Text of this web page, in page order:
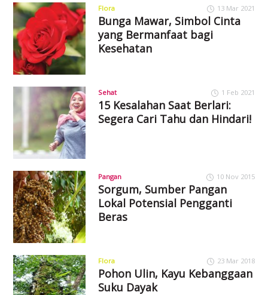
Flora 13 Mar 2021
Bunga Mawar, Simbol Cinta
yang Bermanfaat bagi
Kesehatan
Sehat 1 Feb 2021
15 Kesalahan Saat Berlari:
Segera Cari Tahu dan Hindari!
Pangan 10 Nov 2015
Sorgum, Sumber Pangan
Lokal Potensial Pengganti
Beras
Flora 23 Mar 2018
Pohon Ulin, Kayu Kebanggaan
Suku Dayak